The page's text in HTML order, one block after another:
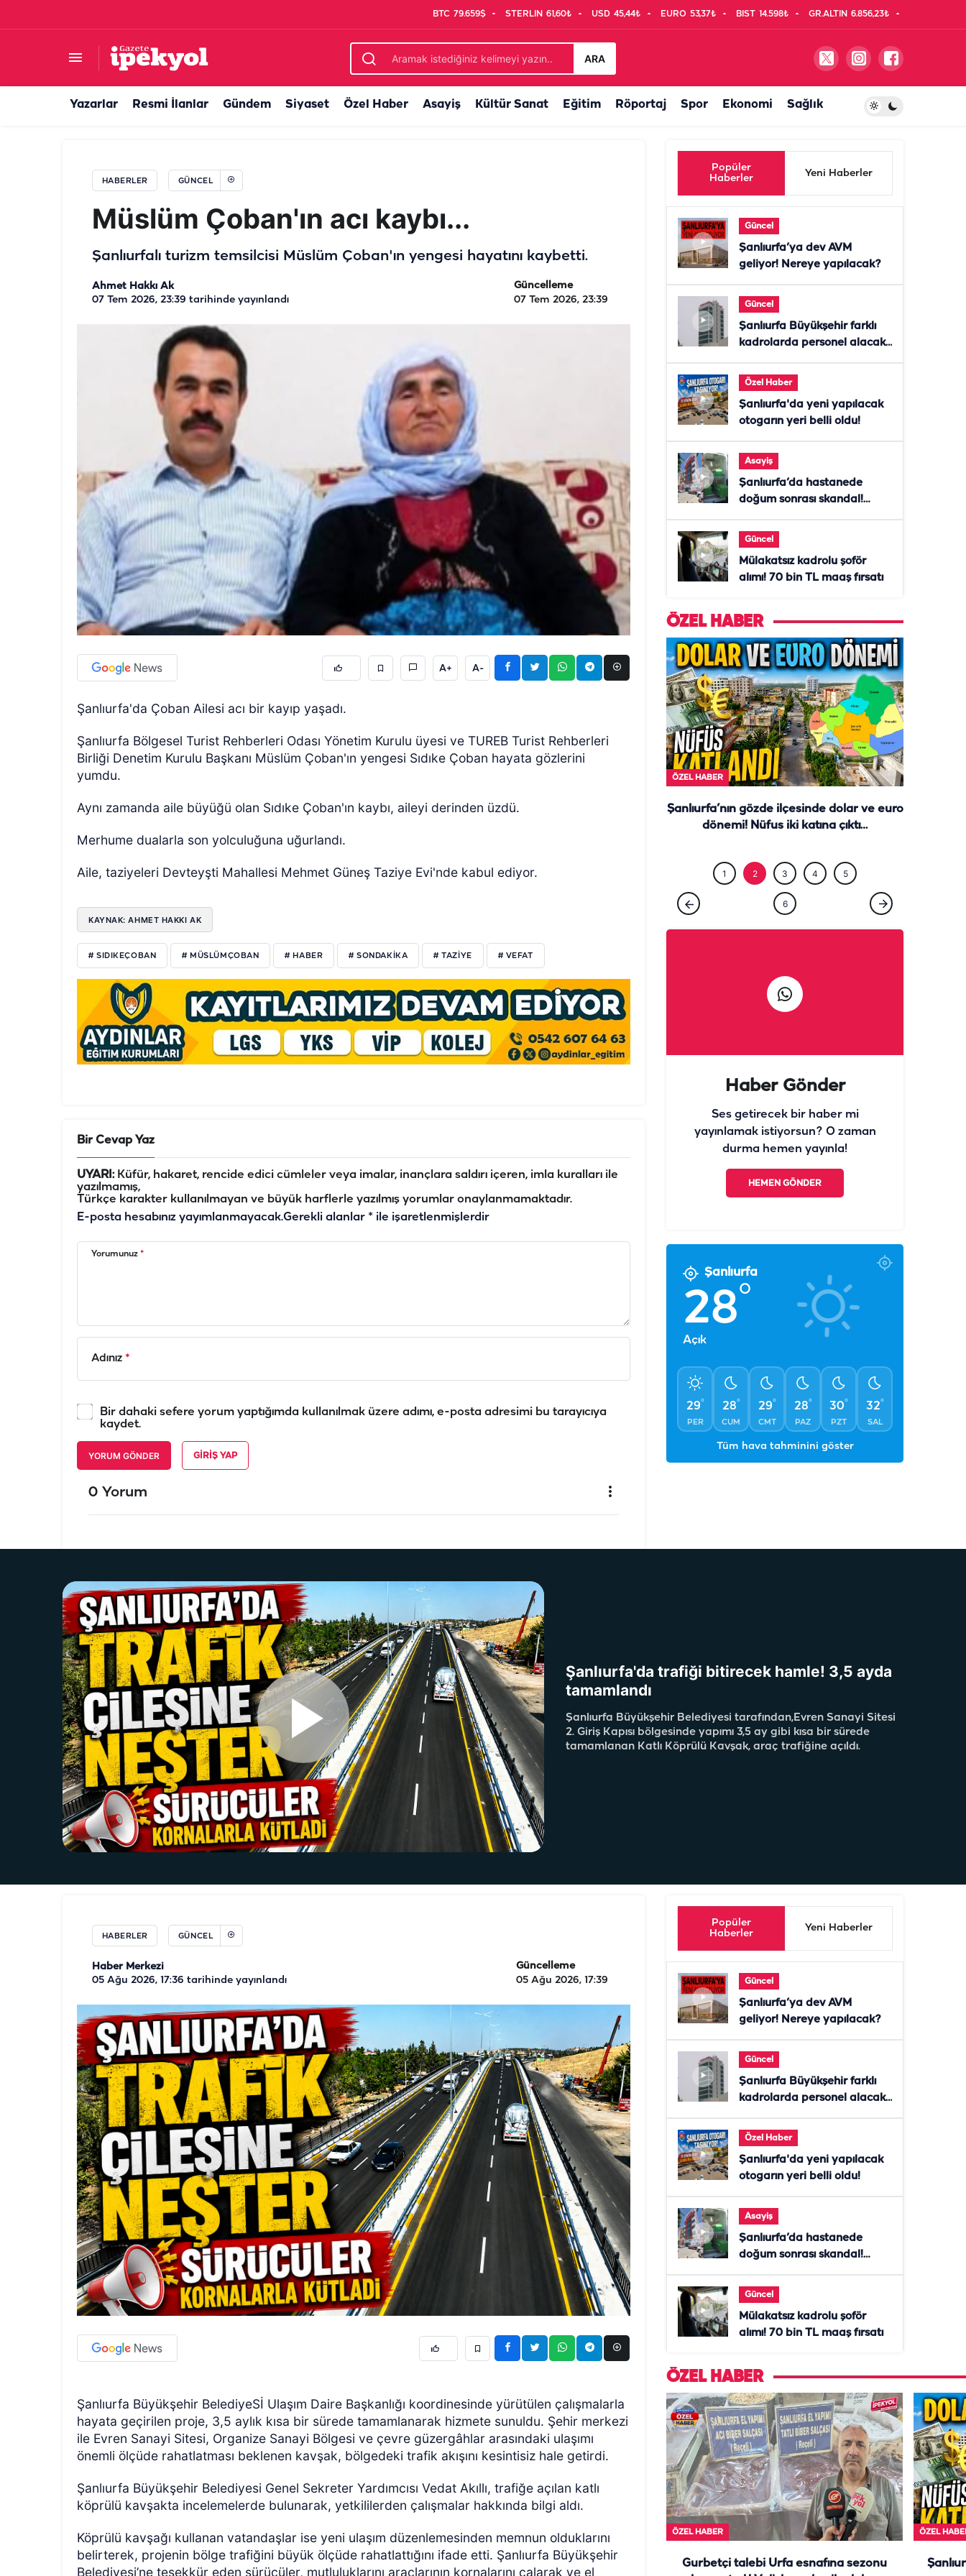
BTC 79.659$ STERLIN 61,60₺ USD 45,44₺ EURO 53,37₺ BIST 14.598₺ GR.ALTIN 6.856,23₺
ARA
Yazarlar Resmi İlanlar Gündem Siyaset Özel Haber Asayiş Kültür Sanat Eğitim Röportaj Spor Ekonomi Sağlık
HABERLER GÜNCEL
Müslüm Çoban'ın acı kaybı...
Şanlıurfalı turizm temsilcisi Müslüm Çoban'ın yengesi hayatını kaybetti.
Ahmet Hakkı Ak
07 Tem 2026, 23:39 tarihinde yayınlandı
Güncelleme
07 Tem 2026, 23:39
A+ A-
Şanlıurfa'da Çoban Ailesi acı bir kayıp yaşadı.
Şanlıurfa Bölgesel Turist Rehberleri Odası Yönetim Kurulu üyesi ve TUREB Turist Rehberleri
Birliği Denetim Kurulu Başkanı Müslüm Çoban'ın yengesi Sıdıke Çoban hayata gözlerini
yumdu.
Aynı zamanda aile büyüğü olan Sıdıke Çoban'ın kaybı, aileyi derinden üzdü.
Merhume dualarla son yolculuğuna uğurlandı.
Aile, taziyeleri Devteyşti Mahallesi Mehmet Güneş Taziye Evi'nde kabul ediyor.
KAYNAK: AHMET HAKKI AK
# SIDIKEÇOBAN # MÜSLÜMÇOBAN # HABER # SONDAKIKA # TAZIYE # VEFAT
Bir Cevap Yaz
UYARI:Küfür, hakaret, rencide edici cümleler veya imalar, inançlara saldırı içeren, imla kuralları ile
yazılmamış,
Türkçe karakter kullanılmayan ve büyük harflerle yazılmış yorumlar onaylanmamaktadır.
E-posta hesabınız yayımlanmayacak.Gerekli alanlar * ile işaretlenmişlerdir
Yorumunuz *
Adınız *
Bir dahaki sefere yorum yaptığımda kullanılmak üzere adımı, e-posta adresimi bu tarayıcıya
kaydet.
YORUM GÖNDER GIRIŞ YAP
0 Yorum
Popüler
Haberler
Yeni Haberler
Güncel
Şanlıurfa’ya dev AVM
geliyor! Nereye yapılacak?
Güncel
Şanlıurfa Büyükşehir farklı
kadrolarda personel alacak!
Özel Haber
Şanlıurfa'da yeni yapılacak
otogarın yeri belli oldu!
Asayiş
Şanlıurfa’da hastanede
doğum sonrası skandal!
Güncel
Mülakatsız kadrolu şoför
alımı! 70 bin TL maaş fırsatı
ÖZEL HABER
ÖZEL HABER
Şanlıurfa’nın gözde ilçesinde dolar ve euro
dönemi! Nüfus iki katına çıktı…
1 2 3 4 5
6
Haber Gönder
Ses getirecek bir haber mi
yayınlamak istiyorsun? O zaman
durma hemen yayınla!
HEMEN GÖNDER
Şanlıurfa
28°
Açık
29°
PER
28°
CUM
29°
CMT
28°
PAZ
30°
PZT
32°
SAL
Tüm hava tahminini göster
Şanlıurfa'da trafiği bitirecek hamle! 3,5 ayda
tamamlandı
Şanlıurfa Büyükşehir Belediyesi tarafından,Evren Sanayi Sitesi
2. Giriş Kapısı bölgesinde yapımı 3,5 ay gibi kısa bir sürede
tamamlanan Katlı Köprülü Kavşak, araç trafiğine açıldı.
HABERLER GÜNCEL
Haber Merkezi
05 Ağu 2026, 17:36 tarihinde yayınlandı
Güncelleme
05 Ağu 2026, 17:39
Şanlıurfa Büyükşehir BelediyeSİ Ulaşım Daire Başkanlığı koordinesinde yürütülen çalışmalarla
hayata geçirilen proje, 3,5 aylık kısa bir sürede tamamlanarak hizmete sunuldu. Şehir merkezi
ile Evren Sanayi Sitesi, Organize Sanayi Bölgesi ve çevre güzergâhlar arasındaki ulaşımı
önemli ölçüde rahatlatması beklenen kavşak, bölgedeki trafik akışını kesintisiz hale getirdi.
Şanlıurfa Büyükşehir Belediyesi Genel Sekreter Yardımcısı Vedat Akıllı, trafiğe açılan katlı
köprülü kavşakta incelemelerde bulunarak, yetkililerden çalışmalar hakkında bilgi aldı.
Köprülü kavşağı kullanan vatandaşlar ise yeni ulaşım düzenlemesinden memnun olduklarını
belirterek, projenin bölge trafiğini büyük ölçüde rahatlattığını ifade etti. Şanlıurfa Büyükşehir
Belediyesi’ne teşekkür eden sürücüler, mutluluklarını araçlarının kornalarını çalarak ve el
Popüler
Haberler
Yeni Haberler
Güncel
Şanlıurfa’ya dev AVM
geliyor! Nereye yapılacak?
Güncel
Şanlıurfa Büyükşehir farklı
kadrolarda personel alacak!
Özel Haber
Şanlıurfa'da yeni yapılacak
otogarın yeri belli oldu!
Asayiş
Şanlıurfa’da hastanede
doğum sonrası skandal!
Güncel
Mülakatsız kadrolu şoför
alımı! 70 bin TL maaş fırsatı
ÖZEL HABER
ÖZEL HABER
Gurbetçi talebi Urfa esnafına sezonu
ÖZEL